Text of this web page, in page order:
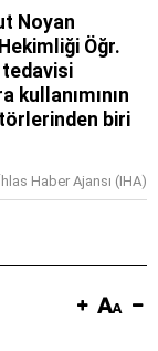
Noyan
Öğr.
tedavisi
kullanımının
biri
İhlas Haber Ajansı (IHA)